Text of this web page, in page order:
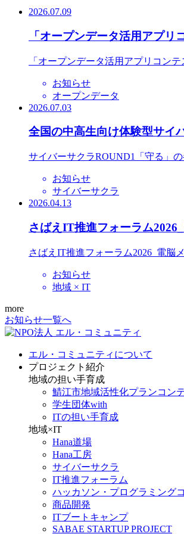
2026.07.09
「オープンデータ活用アプリ
「オープンデータ活用アプリコン
お知らせ
オープンデータ
2026.07.03
全国の中高生向け体験型サイ
サイバーサクラROUND1「守る」
お知らせ
サイバーサクラ
2026.04.13
さばえIT推進フォーラム
さばえIT推進フォーラム2026_電脳
お知らせ
地域 × IT
more
お知らせ一覧へ
エル・コミュニティについて
プロジェクト紹介
地域の担い手育成
鯖江市地域活性化プランコン
学生団体with
ITの担い手育成
地域×IT
Hana道場
Hana工房
サイバーサクラ
IT推進フォーラム
ハッカソン・プログラミング
商品開発
ITブートキャンプ
SABAE STARTUP PROJECT